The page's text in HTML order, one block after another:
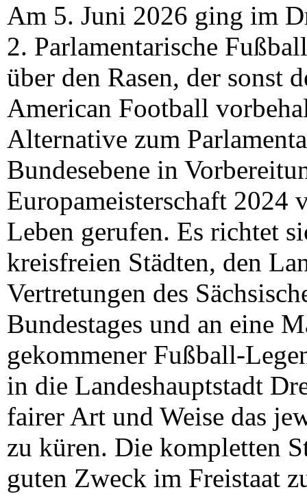
Am 5. Juni 2026 ging im
2. Parlamentarische
über den Rasen, der sonst
American Football
Alternative zum
Bundesebene in
Europameisterschaft 2024
Leben gerufen. Es richtet
kreisfreien Städten, den
Vertretungen des
Bundestages und an eine
gekommener Fußball-
in die Landeshauptstadt
fairer Art und Weise das
zu küren. Die kompletten
guten Zweck im Freistaat